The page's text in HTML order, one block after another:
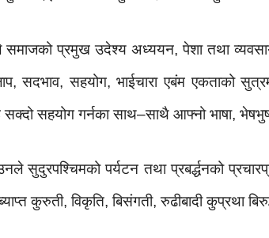
प्रमुख उदेश्य अध्ययन, पेशा तथा
सदभाव, सहयोग, भाईचारा एबंम एकताको
सहयोग गर्नका साथ–साथै आफ्नो भाषा,
सुदुरपश्चिमको पर्यटन तथा प्रबर्द्धनको
कुरुती, विकृति, बिसंगती, रुढीबादी कुप्रथा